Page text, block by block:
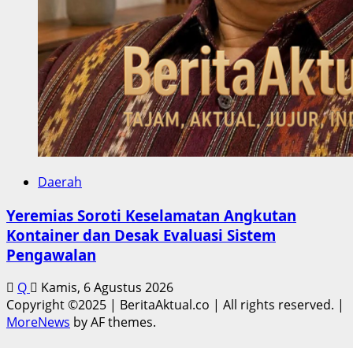
Daerah
Yeremias Soroti Keselamatan Angkutan
Kontainer dan Desak Evaluasi Sistem
Pengawalan
Q
Kamis, 6 Agustus 2026
Copyright ©2025 | BeritaAktual.co | All rights reserved. |
MoreNews by AF themes.